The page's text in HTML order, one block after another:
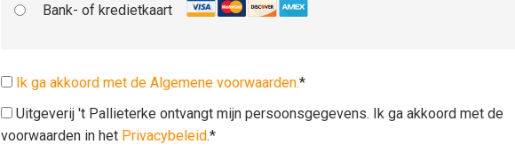
Bank- of kredietkaart
Ik ga akkoord met de Algemene voorwaarden.*
Uitgeverij 't Pallieterke ontvangt mijn persoonsgegevens. Ik ga akkoord met de
voorwaarden in het Privacybeleid.*